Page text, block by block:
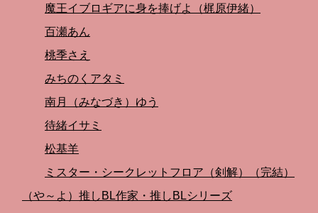
魔王イブロギアに身を捧げよ（梶原伊緒）
百瀬あん
桃季さえ
みちのくアタミ
南月（みなづき）ゆう
待緒イサミ
松基羊
ミスター・シークレットフロア（剣解）（完結）
（や～よ）推しBL作家・推しBLシリーズ